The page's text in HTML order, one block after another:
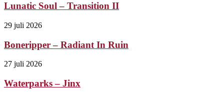
Lunatic Soul – Transition II
29 juli 2026
Boneripper – Radiant In Ruin
27 juli 2026
Waterparks – Jinx